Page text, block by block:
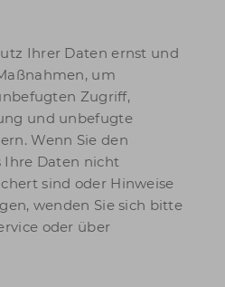
Ihrer Daten ernst und
um
Zugriff,
und unbefugte
Wenn Sie den
Ihre Daten nicht
sind oder Hinweise
wenden Sie sich bitte
oder über